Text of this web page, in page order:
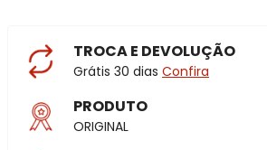
TROCA E DEVOLUÇÃO
Grátis 30 dias Confira
PRODUTO
ORIGINAL